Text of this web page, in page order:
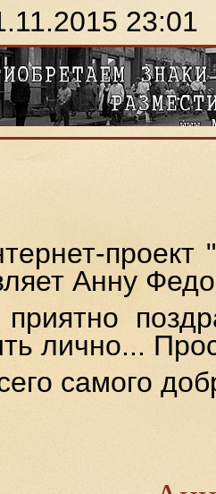
23:01
проект
Анну
лично...
самого